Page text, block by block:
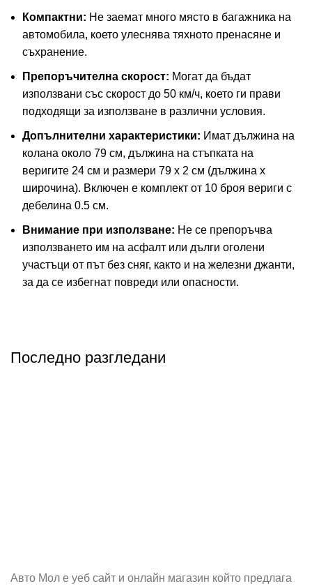
Компактни: Не заемат много място в багажника на
автомобила, което улеснява тяхното пренасяне и
съхранение.
Препоръчителна скорост: Могат да бъдат
използвани със скорост до 50 км/ч, което ги прави
подходящи за използване в различни условия.
Допълнителни характеристики: Имат дължина на
колана около 79 см, дължина на стъпката на
веригите 24 см и размери 79 х 2 см (дължина х
широчина). Включен е комплект от 10 броя вериги с
дебелина 0.5 см.
Внимание при използване: Не се препоръчва
използването им на асфалт или дълги оголени
участъци от път без сняг, както и на железни джанти,
за да се избегнат повреди или опасности.
Последно разгледани
Авто Мол е уеб сайт и онлайн магазин който предлага